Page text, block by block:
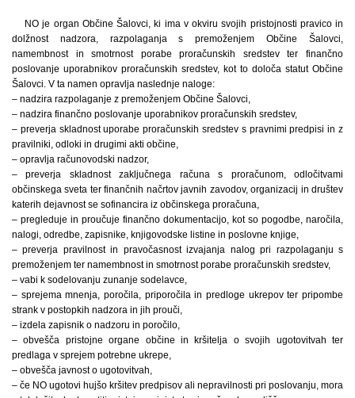
NO je organ Občine Šalovci, ki ima v okviru svojih pristojnosti pravico in
dolžnost nadzora, razpolaganja s premoženjem Občine Šalovci,
namembnost in smotrnost porabe proračunskih sredstev ter finančno
poslovanje uporabnikov proračunskih sredstev, kot to določa statut Občine
Šalovci. V ta namen opravlja naslednje naloge:
– nadzira razpolaganje z premoženjem Občine Šalovci,
– nadzira finančno poslovanje uporabnikov proračunskih sredstev,
– preverja skladnost uporabe proračunskih sredstev s pravnimi predpisi in z
pravilniki, odloki in drugimi akti občine,
– opravlja računovodski nadzor,
– preverja skladnost zaključnega računa s proračunom, odločitvami
občinskega sveta ter finančnih načrtov javnih zavodov, organizacij in društev
katerih dejavnost se sofinancira iz občinskega proračuna,
– pregleduje in proučuje finančno dokumentacijo, kot so pogodbe, naročila,
nalogi, odredbe, zapisnike, knjigovodske listine in poslovne knjige,
– preverja pravilnost in pravočasnost izvajanja nalog pri razpolaganju s
premoženjem ter namembnost in smotrnost porabe proračunskih sredstev,
– vabi k sodelovanju zunanje sodelavce,
– sprejema mnenja, poročila, priporočila in predloge ukrepov ter pripombe
strank v postopkih nadzora in jih prouči,
– izdela zapisnik o nadzoru in poročilo,
– obvešča pristojne organe občine in kršitelja o svojih ugotovitvah ter
predlaga v sprejem potrebne ukrepe,
– obvešča javnost o ugotovitvah,
– če NO ugotovi hujšo kršitev predpisov ali nepravilnosti pri poslovanju, mora